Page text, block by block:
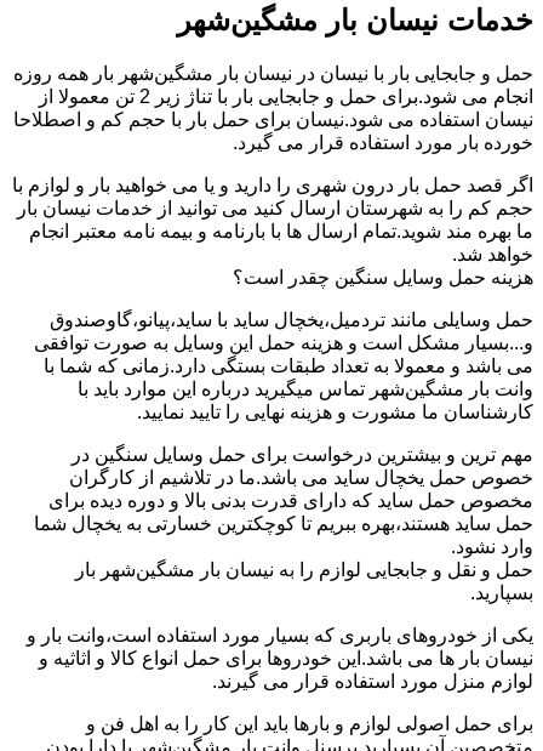
خدمات نیسان بار مشگین‌شهر
حمل و جابجایی بار با نیسان در نیسان بار مشگین‌شهر بار همه روزه
انجام می شود.برای حمل و جابجایی بار با تناژ زیر 2 تن معمولا از
نیسان استفاده می شود.نیسان برای حمل بار با حجم کم و اصطلاحا
خورده بار مورد استفاده قرار می گیرد.
اگر قصد حمل بار درون شهری را دارید و یا می خواهید بار و لوازم با
حجم کم را به شهرستان ارسال کنید می توانید از خدمات نیسان بار
ما بهره مند شوید.تمام ارسال ها با بارنامه و بیمه نامه معتبر انجام
خواهد شد.
هزینه حمل وسایل سنگین چقدر است؟
حمل وسایلی مانند تردمیل،یخچال ساید با ساید،پیانو،گاوصندوق
و...بسیار مشکل است و هزینه حمل این وسایل به صورت توافقی
می باشد و معمولا به تعداد طبقات بستگی دارد.زمانی که شما با
وانت بار مشگین‌شهر تماس میگیرید درباره این موارد باید با
کارشناسان ما مشورت و هزینه نهایی را تایید نمایید.
مهم ترین و بیشترین درخواست برای حمل وسایل سنگین در
خصوص حمل یخچال ساید می باشد.ما در تلاشیم از کارگران
مخصوص حمل ساید که دارای قدرت بدنی بالا و دوره دیده برای
حمل ساید هستند،بهره ببریم تا کوچکترین خسارتی به یخچال شما
وارد نشود.
حمل و نقل و جابجایی لوازم را به نیسان بار مشگین‌شهر بار
بسپارید.
یکی از خودروهای باربری که بسیار مورد استفاده است،وانت بار و
نیسان بار ها می باشد.این خودروها برای حمل انواع کالا و اثاثیه و
لوازم منزل مورد استفاده قرار می گیرند.
برای حمل اصولی لوازم و بارها باید این کار را به اهل فن و
متخصصین آن بسپارید.پرسنل وانت بار مشگین‌شهر با دارا بودن